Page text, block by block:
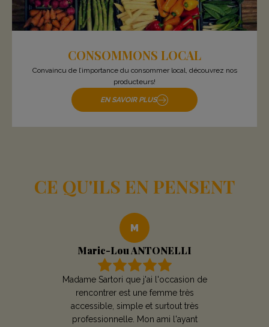
CONSOMMONS LOCAL
Convaincu de l’importance du consommer local, découvrez nos
producteurs!
EN SAVOIR PLUS
CE QU'ILS EN PENSENT
M
Marie-Lou ANTONELLI
Madame Sartori que j'ai l'occasion de
rencontrer est une femme très
accessible, simple et surtout très
professionnelle. Mon ami l'ayant